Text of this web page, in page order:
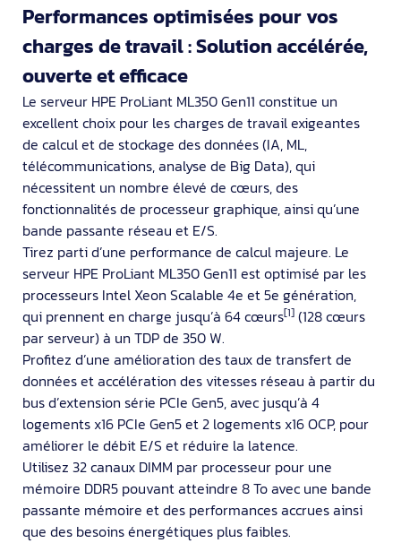
Performances optimisées pour vos
charges de travail : Solution accélérée,
ouverte et efficace
Le serveur HPE ProLiant ML350 Gen11 constitue un
excellent choix pour les charges de travail exigeantes
de calcul et de stockage des données (IA, ML,
télécommunications, analyse de Big Data), qui
nécessitent un nombre élevé de cœurs, des
fonctionnalités de processeur graphique, ainsi qu’une
bande passante réseau et E/S.
Tirez parti d’une performance de calcul majeure. Le
serveur HPE ProLiant ML350 Gen11 est optimisé par les
processeurs Intel Xeon Scalable 4e et 5e génération,
qui prennent en charge jusqu’à 64 cœurs[1] (128 cœurs
par serveur) à un TDP de 350 W.
Profitez d’une amélioration des taux de transfert de
données et accélération des vitesses réseau à partir du
bus d’extension série PCIe Gen5, avec jusqu’à 4
logements x16 PCIe Gen5 et 2 logements x16 OCP, pour
améliorer le débit E/S et réduire la latence.
Utilisez 32 canaux DIMM par processeur pour une
mémoire DDR5 pouvant atteindre 8 To avec une bande
passante mémoire et des performances accrues ainsi
que des besoins énergétiques plus faibles.